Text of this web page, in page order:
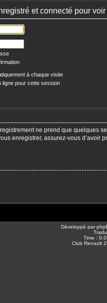
et connecté pour
à chaque visite
ligne pour cette session
ne prend que quelques
enregistrer, assurez-vous
Développé par
Time :
Club Renault